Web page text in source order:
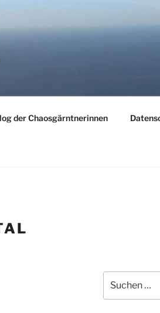
der Chaosgärntnerinnen
nach: